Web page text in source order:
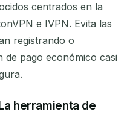
centrados en la
e IVPN. Evita las
registrando o
pago económico casi
herramienta de